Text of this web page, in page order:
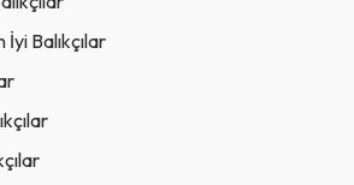
Balıkçılar